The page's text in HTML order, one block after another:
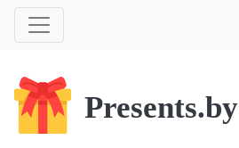
Presents.by